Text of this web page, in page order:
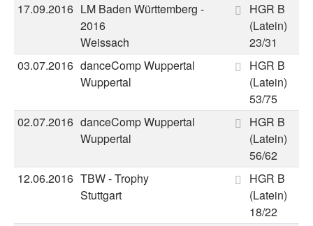
17.09.2016 LM Baden Württemberg -
2016
Weissach
HGR B
(Latein)
23/31
03.07.2016 danceComp Wuppertal
Wuppertal
HGR B
(Latein)
53/75
02.07.2016 danceComp Wuppertal
Wuppertal
HGR B
(Latein)
56/62
12.06.2016 TBW - Trophy
Stuttgart
HGR B
(Latein)
18/22